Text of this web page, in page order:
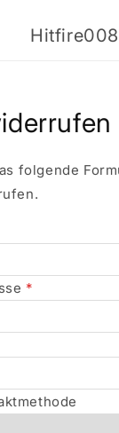
Hitfire008
folgende
*